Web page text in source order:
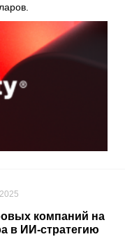
компаний на
в ИИ-стратегию